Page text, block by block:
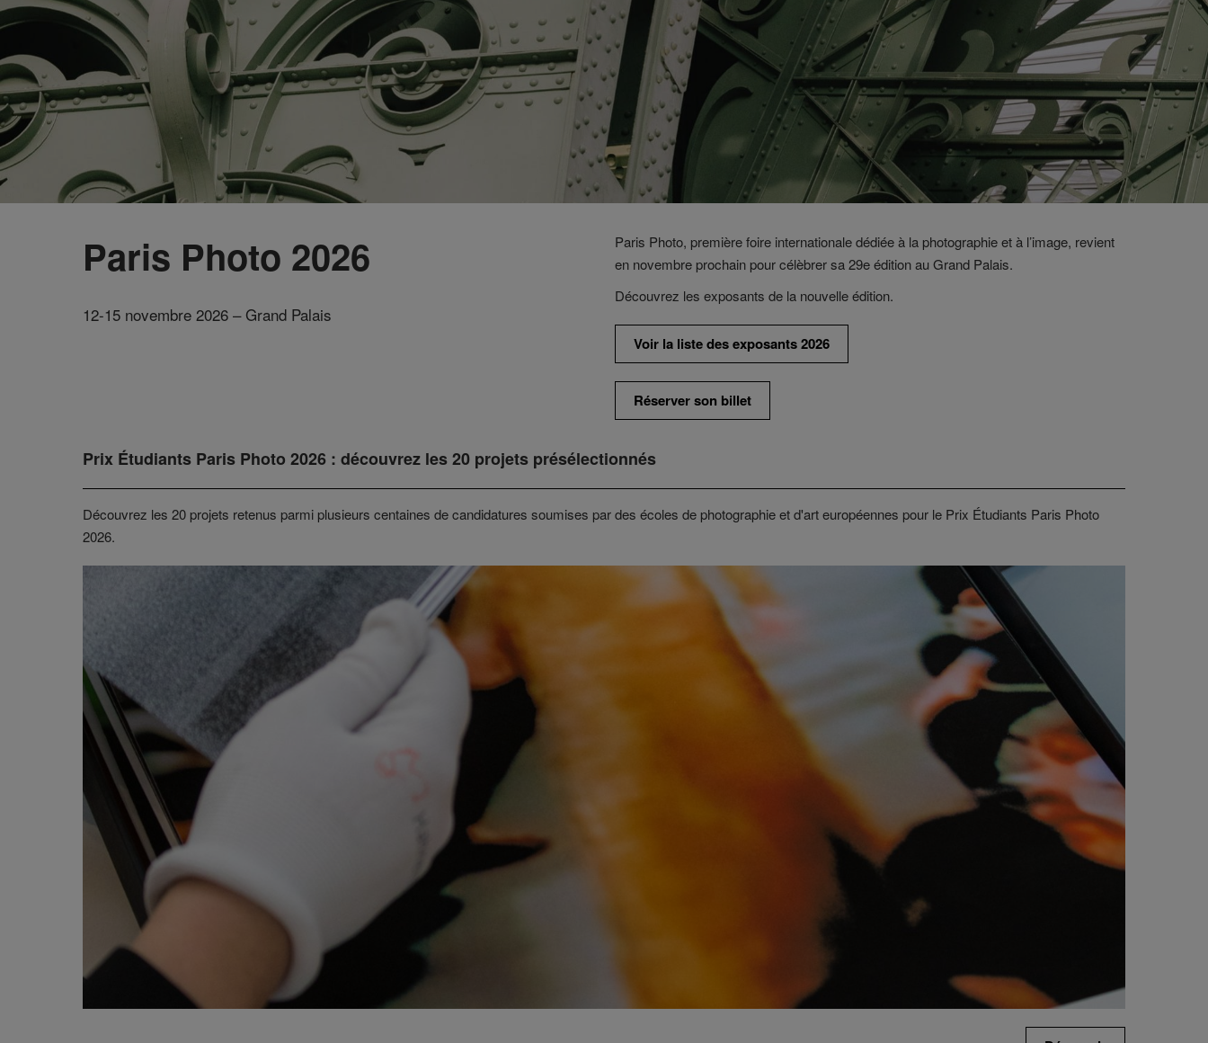
Paris Photo 2026
12-15 novembre 2026 – Grand Palais
Paris Photo, première foire internationale dédiée à la photographie et à l’image, revient
en novembre prochain pour célèbrer sa 29e édition au Grand Palais.
Découvrez les exposants de la nouvelle édition.
Voir la liste des exposants 2026
Réserver son billet
Prix Étudiants Paris Photo 2026 : découvrez les 20 projets présélectionnés
Découvrez les 20 projets retenus parmi plusieurs centaines de candidatures soumises par des écoles de photographie et d'art européennes pour le Prix Étudiants Paris Photo
2026.